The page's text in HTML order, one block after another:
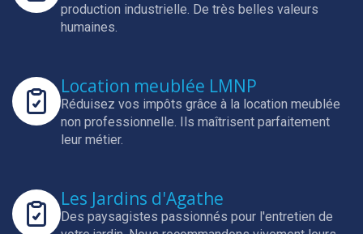
production industrielle. De très belles valeurs
humaines.
Location meublée LMNP
Réduisez vos impôts grâce à la location meublée
non professionnelle. Ils maîtrisent parfaitement
leur métier.
Les Jardins d'Agathe
Des paysagistes passionnés pour l'entretien de